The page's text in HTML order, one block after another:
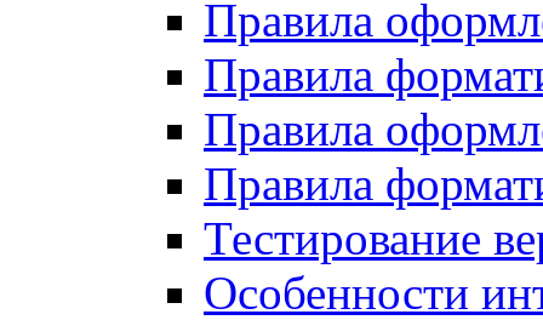
Правила
Правила
Правила
Правила
Тестирование
Особенности